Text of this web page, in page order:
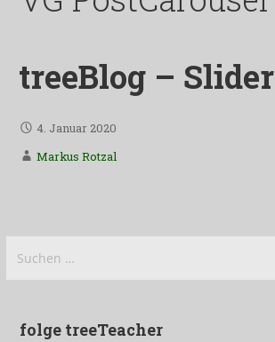
treeBlog – Slider
4. Januar 2020
Markus Rotzal
nach:
folge treeTeacher